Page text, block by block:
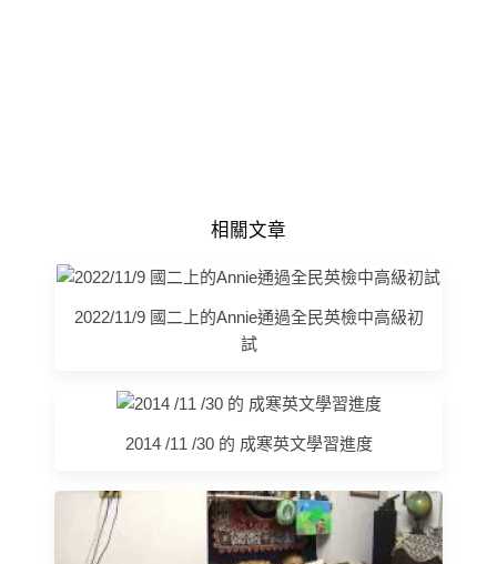
相關文章
2022/11/9 國二上的Annie通過全民英檢中高級初
試
2014 /11 /30 的 成寒英文學習進度